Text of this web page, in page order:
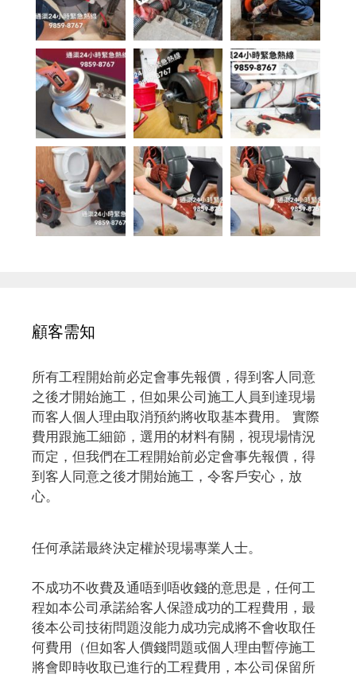
顧客需知
所有工程開始前必定會事先報價，得到客人同意
之後才開始施工，但如果公司施工人員到達現場
而客人個人理由取消預約將收取基本費用。 實際
費用跟施工細節，選用的材料有關，視現場情況
而定，但我們在工程開始前必定會事先報價，得
到客人同意之後才開始施工，令客戶安心，放
心。
任何承諾最終決定權於現場專業人士。
不成功不收費及通唔到唔收錢的意思是，任何工
程如本公司承諾給客人保證成功的工程費用，最
後本公司技術問題沒能力成功完成將不會收取任
何費用（但如客人價錢問題或個人理由暫停施工
將會即時收取已進行的工程費用，本公司保留所